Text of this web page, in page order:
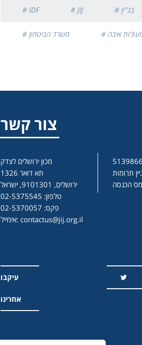
# IDF # JIJ # בג"ץ
# משרד הביטחון איבה
צור קשר
מכון ירושלים לצדק
תא דואר 1326
ירושלים, 9101301, ישראל
טלפון: 02-5375545
פקס: 02-5370057
אימייל: contactus@jij.org.il
תרומות
עיקבו
אחרינו